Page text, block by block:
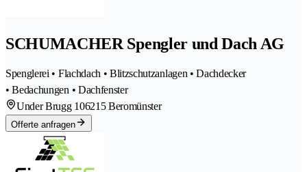
SCHUMACHER Spengler und Dach AG
Spenglerei • Flachdach • Blitzschutzanlagen • Dachdecker
• Bedachungen • Dachfenster
Under Brugg 106215 Beromünster
Offerte anfragen